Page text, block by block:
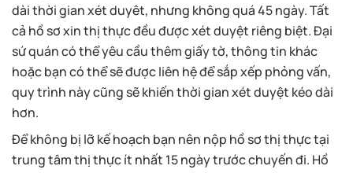
dài thời gian xét duyêt, nhưng không quá 45 ngày. Tất
cả hồ sơ xin thị thực đều được xét duyệt riêng biệt. Đại
sứ quán có thể yêu cầu thêm giấy tờ, thông tin khác
hoặc bạn có thể sẽ được liên hệ để sắp xếp phỏng vấn,
quy trình này cũng sẽ khiến thời gian xét duyệt kéo dài
hơn.
Để không bị lỡ kế hoạch bạn nên nộp hồ sơ thị thực tại
trung tâm thị thực ít nhất 15 ngày trước chuyến đi. Hồ